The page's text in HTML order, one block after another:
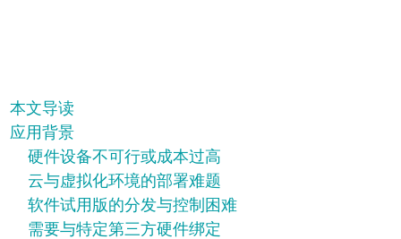
本文导读
应用背景
硬件设备不可行或成本过高
云与虚拟化环境的部署难题
软件试用版的分发与控制困难
需要与特定第三方硬件绑定